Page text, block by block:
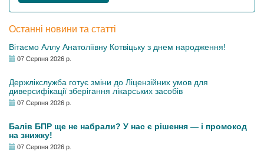
Останні новини та статті
Вітаємо Аллу Анатоліївну Котвіцьку з днем народження!
07 Серпня 2026 р.
Держлікслужба готує зміни до Ліцензійних умов для
диверсифікації зберігання лікарських засобів
07 Серпня 2026 р.
Балів БПР ще не набрали? У нас є рішення — і промокод
на знижку!
07 Серпня 2026 р.